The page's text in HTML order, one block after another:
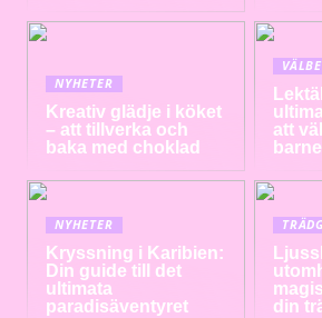
NYHETER
Kreativ glädje i köket
– att tillverka och
baka med choklad
att
NYHETER
Kryssning i Karibien:
Din guide till det
ultimata
paradisäventyret
din